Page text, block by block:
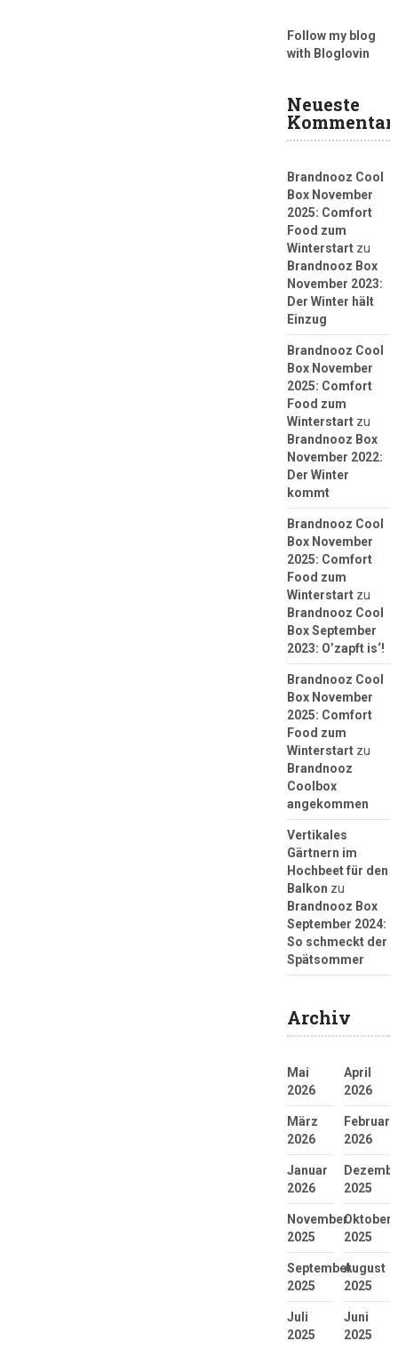
Follow my blog
with Bloglovin
Neueste
Brandnooz Cool
Box November
2025: Comfort
Food zum
Winterstartzu
Brandnooz Box
November 2023:
Der Winter hält
Einzug
Brandnooz Cool
Box November
2025: Comfort
Food zum
Winterstartzu
Brandnooz Box
November 2022:
Der Winter
kommt
Brandnooz Cool
Box November
2025: Comfort
Food zum
Winterstartzu
Brandnooz Cool
Box September
2023: O’zapft is‘!
Brandnooz Cool
Box November
2025: Comfort
Food zum
Winterstartzu
Brandnooz
Coolbox
angekommen
Vertikales
Gärtnern im
Hochbeet für den
Balkon zu
Brandnooz Box
September 2024:
So schmeckt der
Spätsommer
Archiv
Mai
2026
April
2026
März
2026
Februar
2026
Januar
2026
2025
November
2025
Oktober
2025
September
2025
August
2025
Juli
2025
Juni
2025